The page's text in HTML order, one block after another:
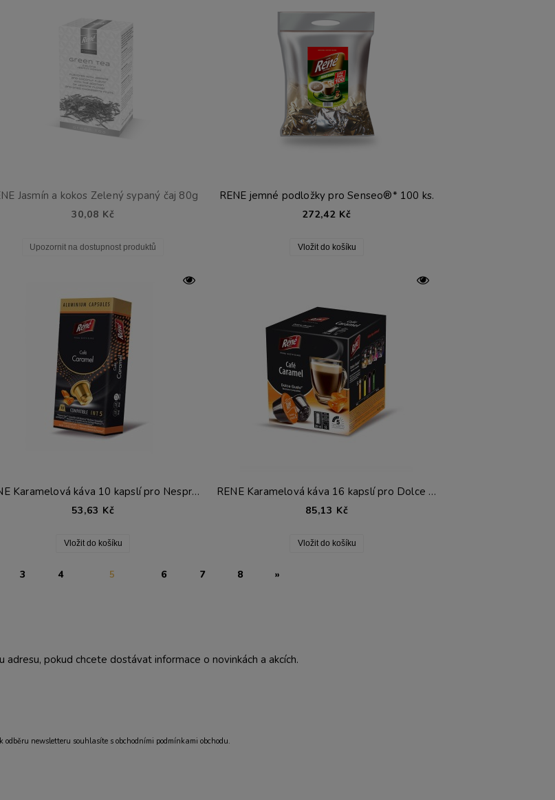
Jasmín a kokos Zelený sypaný čaj 80g
30,08 Kč
Upozornit na dostupnost produktů
RENE jemné podložky pro Senseo®* 100 ks.
272,42 Kč
Vložit do košíku
RENE Karamelová káva 10 kapslí pro Nespresso®*
53,63 Kč
Vložit do košíku
RENE Karamelová káva 16 kapslí pro Dolce Gusto®*
85,13 Kč
Vložit do košíku
3 4 5 6 7 8 »
pokud chcete dostávat informace o novinkách a akcích.
odběru newsletteru souhlasíte s obchodními podmínkami obchodu.